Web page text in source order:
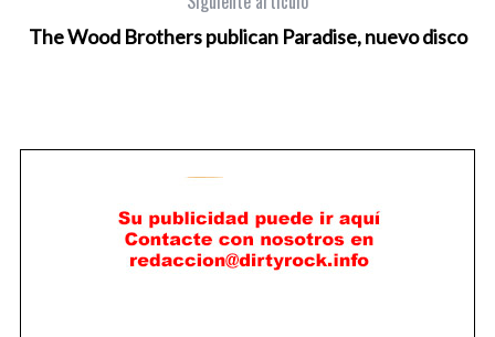
The Wood Brothers publican Paradise, nuevo disco